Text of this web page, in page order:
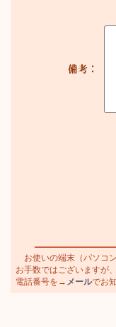
お使いの端末（パソコ
お手数ではございますが
電話番号を→ メールでお